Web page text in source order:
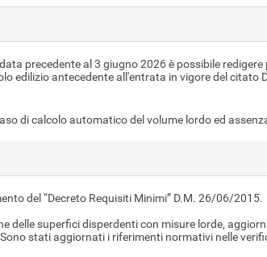
precedente al 3 giugno 2026 è possibile
edilizio antecedente all'entrata in vigore del citato
di calcolo automatico del volume lordo ed
del “Decreto Requisiti Minimi” D.M. 26/06/2015.
delle superfici disperdenti con misure lorde,
stati aggiornati i riferimenti normativi nelle